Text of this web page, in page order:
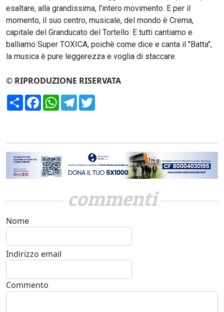
esaltare, alla grandissima, l'intero movimento. E per il
momento, il suo centro, musicale, del mondo è Crema,
capitale del Granducato del Tortello. E tutti cantiamo e
balliamo Super TOXICA, poichè come dice e canta il "Batta",
la musica è pure leggerezza e voglia di staccare.
© RIPRODUZIONE RISERVATA
CondividiFacebookWhatsApp
Telegram
commenti
Nome
Indirizzo email
Commento